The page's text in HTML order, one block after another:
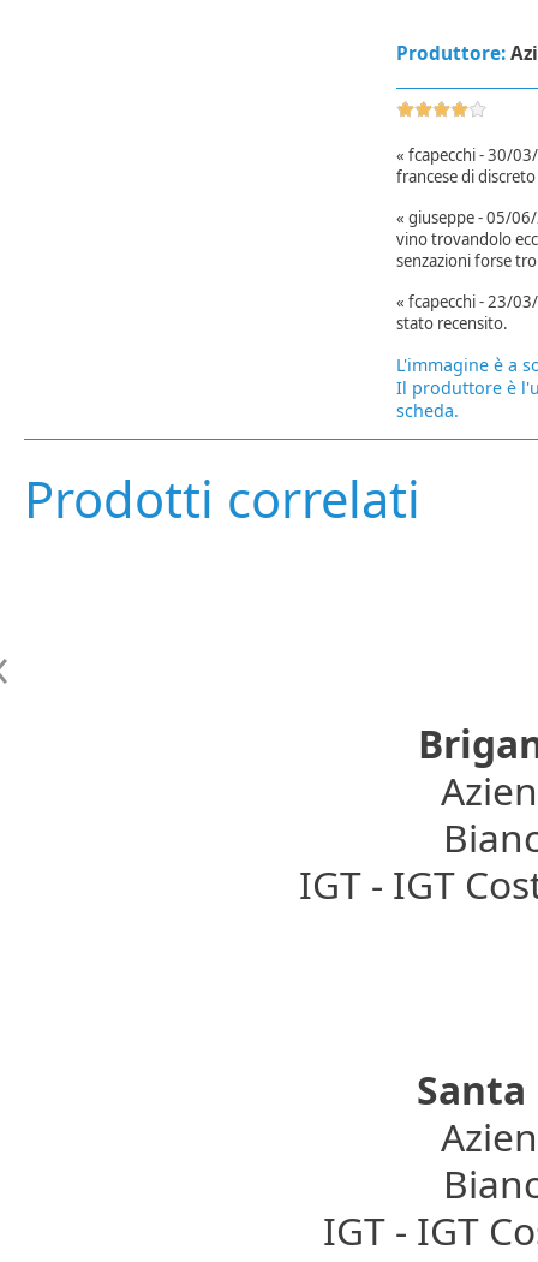
Produttore:
« fcapecchi - 30/
francese di
« giuseppe - 05/
vino trovandolo
senzazioni forse
« fcapecchi - 23/
stato recensito.
L'immagine è a
Il produttore è
scheda.
Prodotti correlati
IGT - IGT
IGT - IGT